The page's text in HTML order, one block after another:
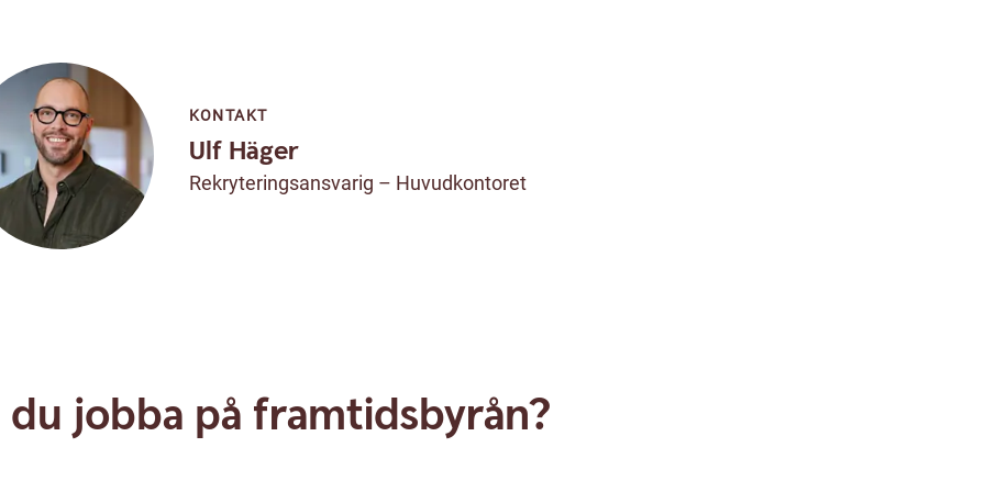
KONTAKT
Ulf Häger
Rekryteringsansvarig – Huvudkontoret
du jobba på framtidsbyrån?